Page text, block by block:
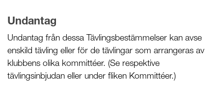
Undantag
Undantag från dessa Tävlingsbestämmelser kan avse
enskild tävling eller för de tävlingar som arrangeras av
klubbens olika kommittéer. (Se respektive
tävlingsinbjudan eller under fliken Kommittéer.)